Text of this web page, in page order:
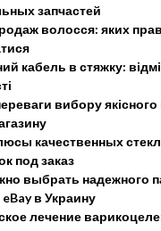
запчастей
волосся: яких
кабель в стяжку:
вибору
качественных
под заказ
выбрать надежного
в Украину
лечение